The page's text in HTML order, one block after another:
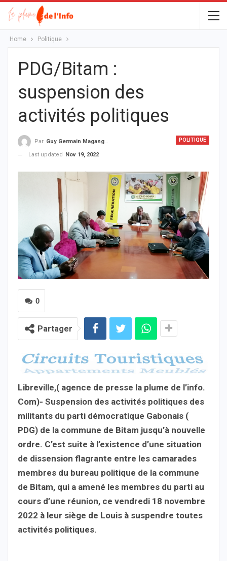
Home Politique
PDG/Bitam :
suspension des
activités politiques
POLITIQUE
Par Guy Germain Maganga Nziengui
Last updated
Nov 19, 2022
0
Partager
Libreville,( agence de presse la plume de l’info.
Com)- Suspension des activités politiques des
militants du parti démocratique Gabonais (
PDG) de la commune de Bitam jusqu’à nouvelle
ordre. C’est suite à l’existence d’une situation
de dissension flagrante entre les camarades
membres du bureau politique de la commune
de Bitam, qui a amené les membres du parti au
cours d’une réunion, ce vendredi 18 novembre
2022 à leur siège de Louis à suspendre toutes
activités politiques.